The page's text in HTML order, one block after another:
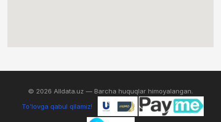
© 2026 Alldata.uz — Barcha huquqlar himoyalangan.
To'lovga qabul qilamiz!